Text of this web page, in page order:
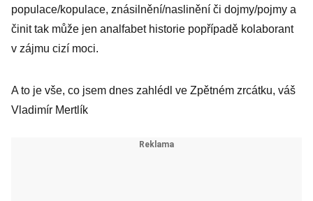
populace/kopulace, znásilnění/naslinění či dojmy/pojmy a
činit tak může jen analfabet historie popřípadě kolaborant
v zájmu cizí moci.
A to je vše, co jsem dnes zahlédl ve Zpětném zrcátku, váš
Vladimír Mertlík